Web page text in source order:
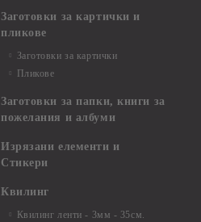
Заготовки за картички и
пликове
Заготовки за картички
Пликове
Заготовки за папки, книги за
пожелания и албуми
Изрязани елементи и
Стикери
Квилинг
Квилинг ленти - 3мм - 35см.